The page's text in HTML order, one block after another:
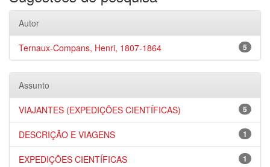
Autor
5
Ternaux-Compans, Henri, 1807-1864
Assunto
5
VIAJANTES (EXPEDIÇÕES CIENTÍFICAS)
1
DESCRIÇÃO E VIAGENS
1
EXPEDIÇÕES CIENTÍFICAS